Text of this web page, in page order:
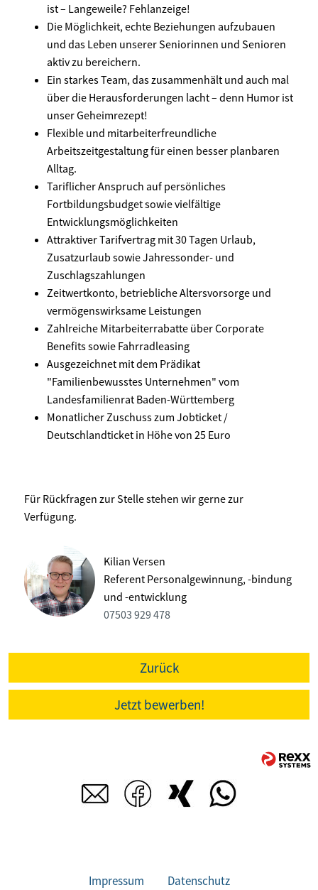
ist – Langeweile? Fehlanzeige!
Die Möglichkeit, echte Beziehungen aufzubauen
und das Leben unserer Seniorinnen und Senioren
aktiv zu bereichern.
Ein starkes Team, das zusammenhält und auch mal
über die Herausforderungen lacht – denn Humor ist
unser Geheimrezept!
Flexible und mitarbeiterfreundliche
Arbeitszeitgestaltung für einen besser planbaren
Alltag.
Tariflicher Anspruch auf persönliches
Fortbildungsbudget sowie vielfältige
Entwicklungsmöglichkeiten
Attraktiver Tarifvertrag mit 30 Tagen Urlaub,
Zusatzurlaub sowie Jahressonder- und
Zuschlagszahlungen
Zeitwertkonto, betriebliche Altersvorsorge und
vermögenswirksame Leistungen
Zahlreiche Mitarbeiterrabatte über Corporate
Benefits sowie Fahrradleasing
Ausgezeichnet mit dem Prädikat
"Familienbewusstes Unternehmen" vom
Landesfamilienrat Baden-Württemberg
Monatlicher Zuschuss zum Jobticket /
Deutschlandticket in Höhe von 25 Euro
Für Rückfragen zur Stelle stehen wir gerne zur
Verfügung.
Kilian Versen
Referent Personalgewinnung, -bindung
und -entwicklung
07503 929 478
Zurück
Jetzt bewerben!
Impressum Datenschutz